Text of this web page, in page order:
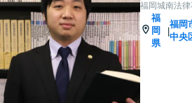
福岡城南法
福
岡
県
|
福岡
中央